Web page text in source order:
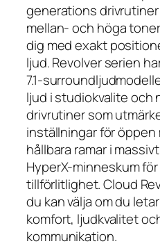
generations
mellan- och höga
dig med exakt
ljud. Revolver serien
7.1-
ljud i studiokvalite och
drivrutiner som
inställningar för
hållbara ramar i
HyperX-minneskum
tillförlitlighet. Cloud
du kan välja om du
komfort, ljudkvalitet
kommunikation.